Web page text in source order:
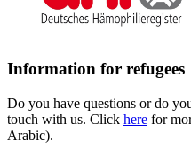
Information for refugees
Do you have questions or do
touch with us. Click here for
Arabic).